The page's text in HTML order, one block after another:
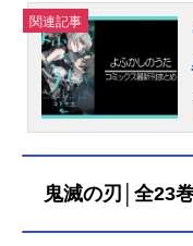
関連記事
鬼滅の刃│全23